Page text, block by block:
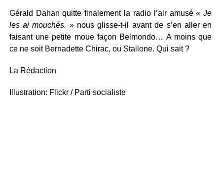
Gérald Dahan quitte finalement la radio l’air amusé «Je
les ai mouchés. » nous glisse-t-il avant de s’en aller en
faisant une petite moue façon Belmondo… A moins que
ce ne soit Bernadette Chirac, ou Stallone. Qui sait ?
La Rédaction
Illustration: Flickr / Parti socialiste